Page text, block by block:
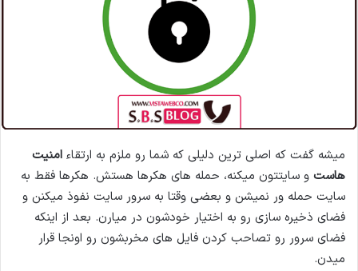
میشه گفت که اصلی ترین دلیلی که شما رو ملزم به ارتقاء امنیت
هاست و سایتتون میکنه، حمله های هکرها هستش. هکرها فقط به
سایت حمله ور نمیشن و بعضی وقتا به سرور سایت نفوذ میکنن و
فضای ذخیره سازی رو به اختیار خودشون در میارن. بعد از اینکه
فضای سرور رو تصاحب کردن فایل های مخربشون رو اونجا قرار
میدن.